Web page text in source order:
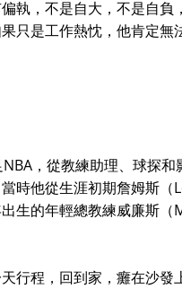
執，不是自大，不是自負
只是工作熱忱，他肯定無
，從教練助理、球探
時他從生涯初期詹姆斯（
生的年輕總教練威廉斯
行程，回到家，癱在沙發